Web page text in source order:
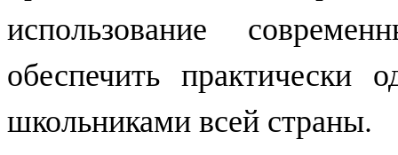
использование
обеспечить практически
школьниками всей страны.